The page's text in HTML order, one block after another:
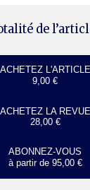
de
ACHETEZ L'ARTICLE
9,00 €
ACHETEZ LA REVUE
28,00 €
ABONNEZ-VOUS
à partir de 95,00 €